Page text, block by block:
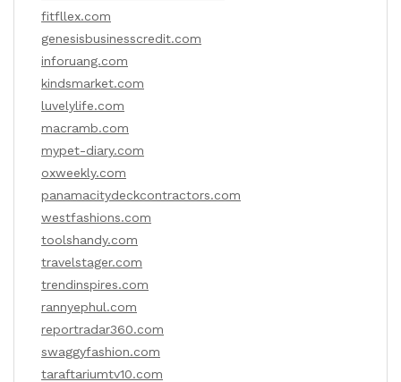
fitfllex.com
genesisbusinesscredit.com
inforuang.com
kindsmarket.com
luvelylife.com
macramb.com
mypet-diary.com
oxweekly.com
panamacitydeckcontractors.com
westfashions.com
toolshandy.com
travelstager.com
trendinspires.com
rannyephul.com
reportradar360.com
swaggyfashion.com
taraftariumtv10.com